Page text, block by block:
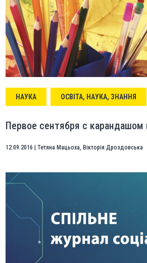
НАУКА ОСВІТА, НАУКА, ЗНАННЯ
Первое сентября с карандашом
12.09.2016 Тетяна Мацьоха, Вікторія Дроздовська